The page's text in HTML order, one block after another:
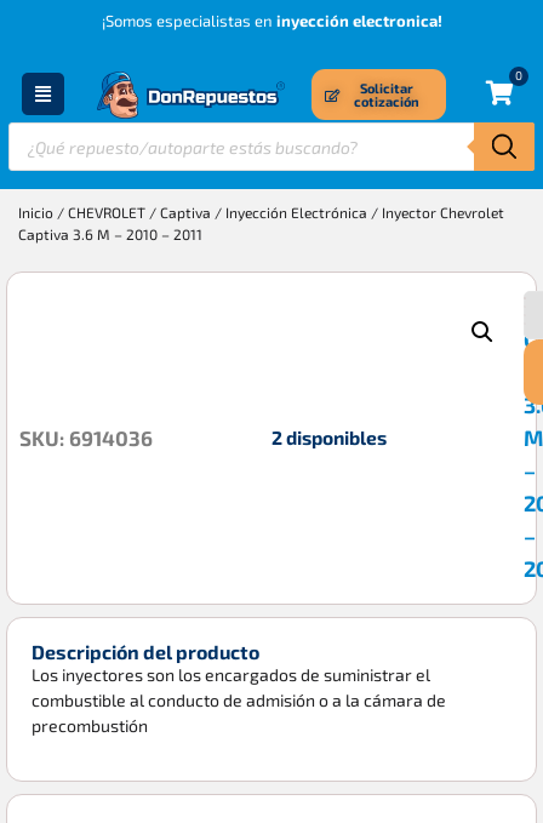
¡Somos especialistas en inyección electronica!
Solicitar
cotización
0
Inicio / CHEVROLET / Captiva / Inyección Electrónica / Inyector Chevrolet
Captiva 3.6 M – 2010 – 2011
M
–
–
SKU: 6914036 2 disponibles
Descripción del producto
Los inyectores son los encargados de suministrar el
combustible al conducto de admisión o a la cámara de
precombustión